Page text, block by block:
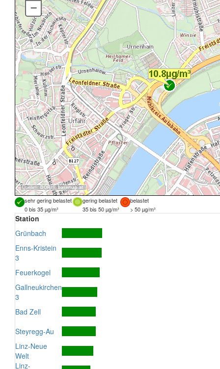
Quellen: DORIS,basemap.at
–
sehr gering belastet gering belastet
belastet
0 bis 35 µg/m³
35 bis 50 µg/m³ > 50 µg/m³
Station
Grünbach
Enns-Kristein
3
Feuerkogel
Gallneukirchen
3
Bad Zell
Steyregg-Au
Linz-Neue
Welt
Linz-